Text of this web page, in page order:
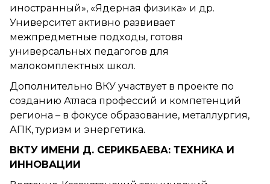
иностранный», «Ядерная физика» и др.
Университет активно развивает
межпредметные подходы, готовя
универсальных педагогов для
малокомплектных школ.
Дополнительно ВКУ участвует в проекте по
созданию Атласа профессий и компетенций
региона – в фокусе образование, металлургия,
АПК, туризм и энергетика.
ВКТУ ИМЕНИ Д. СЕРИКБАЕВА: ТЕХНИКА И
ИННОВАЦИИ